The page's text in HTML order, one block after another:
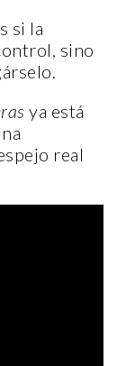
si la
sino
ya está
real